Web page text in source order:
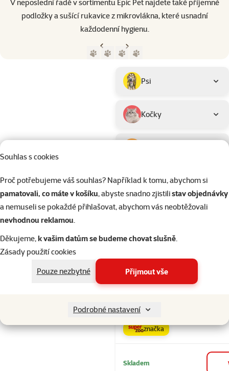
Souhlas s cookies
Proč potřebujeme váš souhlas? Například k tomu, abychom si
pamatovali, co máte v košíku, abyste snadno zjistilistav objednávky
a nemuseli se pokaždé přihlašovat, abychom vás neobtěžovali
nevhodnou reklamou.
Děkujeme,k vašim datům se budeme chovat slušně.
Zásady použití cookies
Pouze nezbytné
Přijmout vše
Podrobné nastavení
V neposlední řadě v sortimentu Epic Pet najdete také příjemné
podložky a sušící rukavice z mikrovlákna, které usnadní
každodenní hygienu.
Předchozí stranaNásledující strana
Podkategorie
Psi
Kočky
Ptáci
Hodnocení 40%
Typ srsti
Krátká
Seřadit
Hřeben
groomer
značka
Skladem